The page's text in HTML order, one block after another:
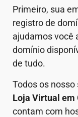
Primeiro, sua
registro de
ajudamos você
domínio
de tudo.
Todos os nosso
Loja Virtual em
contam com